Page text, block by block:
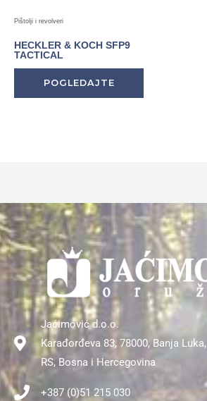
Pištolji i revolveri
HECKLER & KOCH SFP9
TACTICAL
POGLEDAJTE
Jaćimović d.o.o.
Karađorđeva 83, 78000, Banja Luka,
RS, Bosna i Hercegovina
+387 (0)51 215 030